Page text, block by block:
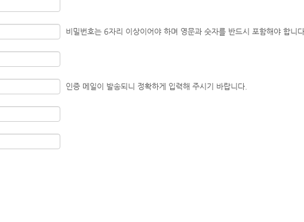
비밀번호는 6자리 이상이어야 하며 영문과 숫자를 반드시 포함해야 합니
인증 메일이 발송되니 정확하게 입력해 주시기 바랍니다.